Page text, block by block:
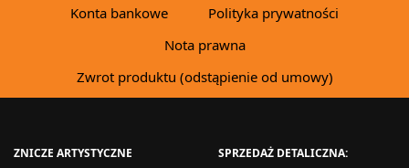
Konta bankowe
Polityka prywatności
Nota prawna
Zwrot produktu (odstąpienie od umowy)
ZNICZE ARTYSTYCZNE SPRZEDAŻ DETALICZNA: